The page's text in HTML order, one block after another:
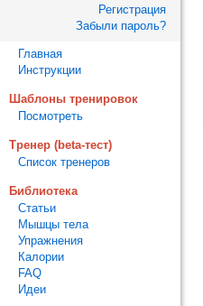
Регистрация
Забыли пароль?
Главная
Инструкции
Шаблоны тренировок
Посмотреть
Тренер (beta-тест)
Список тренеров
Библиотека
Статьи
Мышцы тела
Упражнения
Калории
FAQ
Идеи